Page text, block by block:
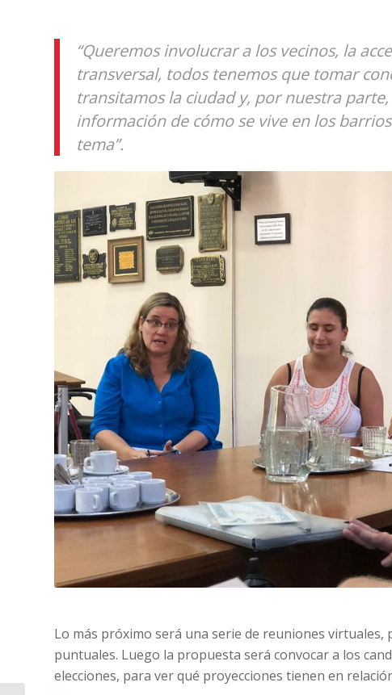
“Queremos involucrar a los vecinos, la
transversal, todos tenemos que tomar
transitamos la ciudad y, por nuestra
información de cómo se vive en los
tema”.
Lo más próximo será una serie de reuniones virtuales,
puntuales. Luego la propuesta será convocar a los
elecciones, para ver qué proyecciones tienen en